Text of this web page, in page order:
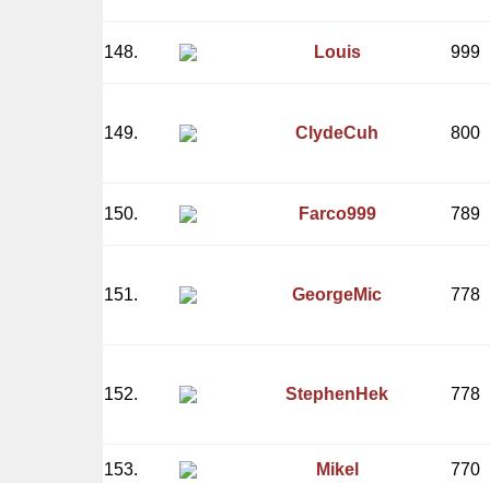
148. Louis 999
149. ClydeCuh 800
150. Farco999 789
151. GeorgeMic 778
152. StephenHek 778
153. Mikel 770